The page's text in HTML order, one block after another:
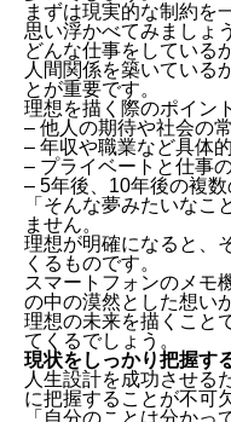
まずは現実的な制約を
思い浮かべてみましょ
どんな仕事をしている
人間関係を築いている
とが重要です。
理想を描く際のポイン
– 他人の期待や社会の
– 年収や職業など具体
– プライベートと仕事
– 5年後、10年後の複
「そんな夢みたいな
ません。
理想が明確になると、
くるものです。
スマートフォンのメモ
の中の漠然とした想い
理想の未来を描くこと
てくるでしょう。
現状をしっかり把握す
人生設計を成功させる
に把握することが不可
「自分のことは分かっ
20代女性が今やるべ
キャリアプランを
資格取得やスキル
失敗を恐れず新し
人脈を積極的に広げ
やりたい仕事に果
プライベートで充実
運動習慣を身につけ
読書や映画で視野
好きな趣味を見つ
たくさん旅行に出